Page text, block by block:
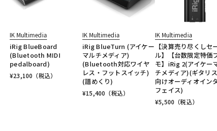
IK Multimedia
iRig BlueBoard
(Bluetooth MIDI
pedalboard)
¥23,100 （税込）
IK Multimedia
iRig BlueTurn (アイケー
マルチメディア)
(Bluetooth対応ワイヤ
レス・フットスイッチ)
(譜めくり)
¥15,400 （税込）
IK Multimedia
【決算売り尽くしセ
ル】【台数限定特価
モ】iRig 2(アイケー
チメディア)(ギタリ
向けオーディオイン
フェイス)
¥5,500 （税込）